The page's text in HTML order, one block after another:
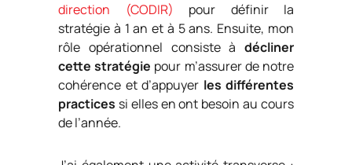
direction (CODIR) pour définir la
stratégie à 1 an et à 5 ans. Ensuite, mon
rôle opérationnel consiste à décliner
cette stratégie pour m’assurer de notre
cohérence et d’appuyer les différentes
practices si elles en ont besoin au cours
de l’année.